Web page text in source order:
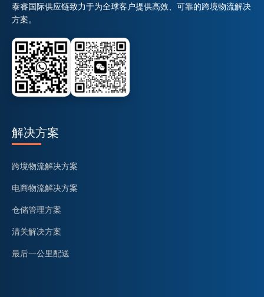
泰睿国际供应链致力于为全球客户提供高效、可靠的跨境物流解决
方案。
解决方案
跨境物流解决方案
电商物流解决方案
仓储管理方案
清关解决方案
最后一公里配送